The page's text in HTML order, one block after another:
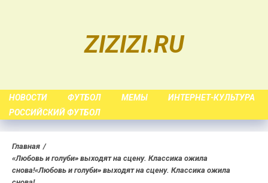
ZIZIZI.RU
НОВОСТИ ФУТБОЛ МЕМЫ
ИНТЕРНЕТ-КУЛЬТУРА
РОССИЙСКИЙ ФУТБОЛ
Главная
«Любовь и голуби» выходят на сцену. Классика ожила
снова!«Любовь и голуби» выходят на сцену. Классика ожила